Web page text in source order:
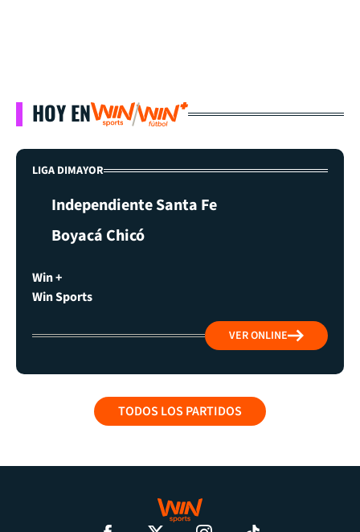
HOY EN
LIGA DIMAYOR
Independiente Santa Fe
Boyacá Chicó
Win +
Win Sports
VER ONLINE
TODOS LOS PARTIDOS